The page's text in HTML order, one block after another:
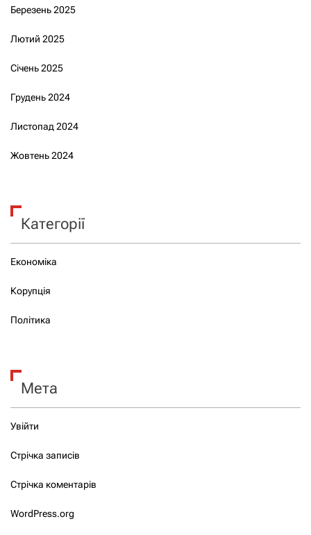
Березень 2025
Лютий 2025
Січень 2025
Грудень 2024
Листопад 2024
Жовтень 2024
Категорії
Економіка
Корупція
Політика
Мета
Увійти
Стрічка записів
Стрічка коментарів
WordPress.org